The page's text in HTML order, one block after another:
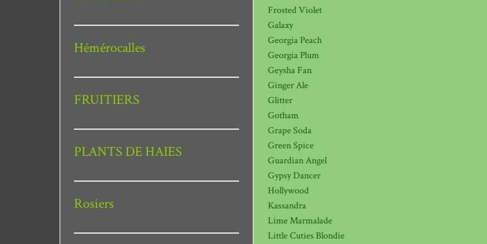
Frosted Violet
Galaxy
Georgia Peach
Georgia Plum
Geysha Fan
Ginger Ale
Glitter
Gotham
Grape Soda
Green Spice
Guardian Angel
Gypsy Dancer
Hollywood
Kassandra
Lime Marmalade
Little Cuties Blondie
Hémérocalles
FRUITIERS
PLANTS DE HAIES
Rosiers